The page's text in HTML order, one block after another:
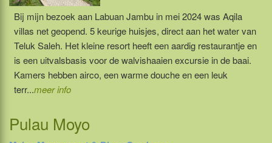
Bij mijn bezoek aan Labuan Jambu in mei 2024 was Aqila
villas net geopend. 5 keurige huisjes, direct aan het water van
Teluk Saleh. Het kleine resort heeft een aardig restaurantje en
is een uitvalsbasis voor de walvishaaien excursie in de baai.
Kamers hebben airco, een warme douche en een leuk
terr...meer info
Pulau Moyo